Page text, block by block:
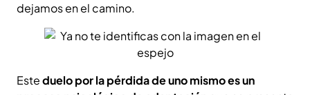
dejamos en el camino.
Esteduelo por la pérdida de uno mismo es un